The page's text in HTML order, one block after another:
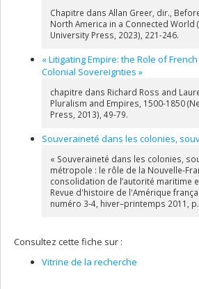
Chapitre dans Allan Greer, dir.,
North America in a Connected World
University Press, 2023), 221-246.
« Litigating Empire: the Role of
Colonial Sovereignties »
chapitre dans Richard Ross and
Pluralism and Empires, 1500-1850
Press, 2013), 49-79.
Souveraineté dans les colonies,
« Souveraineté dans les colonies,
métropole : le rôle de la Nouvelle-
consolidation de l’autorité maritime
Revue d'histoire de l'Amérique
numéro 3-4, hiver–printemps 2011,
Consultez cette fiche sur :
Vitrine de la recherche